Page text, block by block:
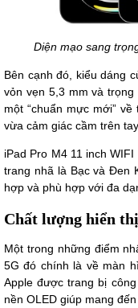
Diện mạo sang
Bên cạnh đó, kiểu dáng
vỏn vẹn 5,3 mm và
một “chuẩn mực mới”
vừa cảm giác cầm trên
iPad Pro M4 11 inch
trang nhã là Bạc và Đen
hợp và phù hợp với đa
Chất lượng hiển
Một trong những điểm
5G đó chính là về màn
Apple được trang bị
nền OLED giúp mang